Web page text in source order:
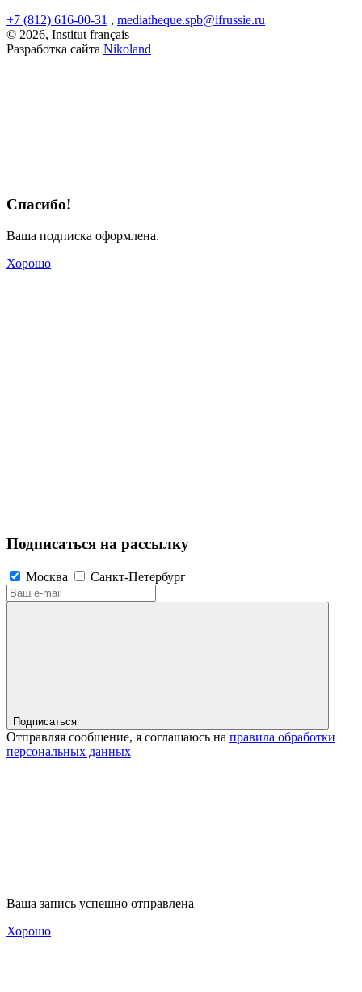
+7 (812) 616-00-31 , mediatheque.spb@ifrussie.ru
© 2026, Institut français
Разработка сайта Nikoland
Спасибо!
Ваша подписка оформлена.
Хорошо
Подписаться на рассылку
Москва Санкт-Петербург
Подписаться
Отправляя сообщение, я соглашаюсь на правила обработки
персональных данных
Ваша запись успешно отправлена
Хорошо